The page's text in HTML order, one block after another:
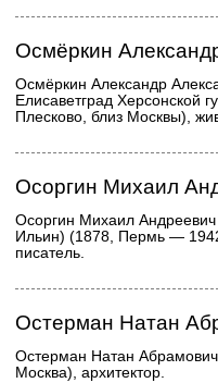
Осмёркин
Осмёркин Александр
Елисаветград Херсонской
Плесково, близ Москвы),
Осоргин Михаил
Осоргин Михаил
Ильин) (1878, Пермь —
писатель.
Остерман Натан
Остерман Натан
Москва), архитектор.